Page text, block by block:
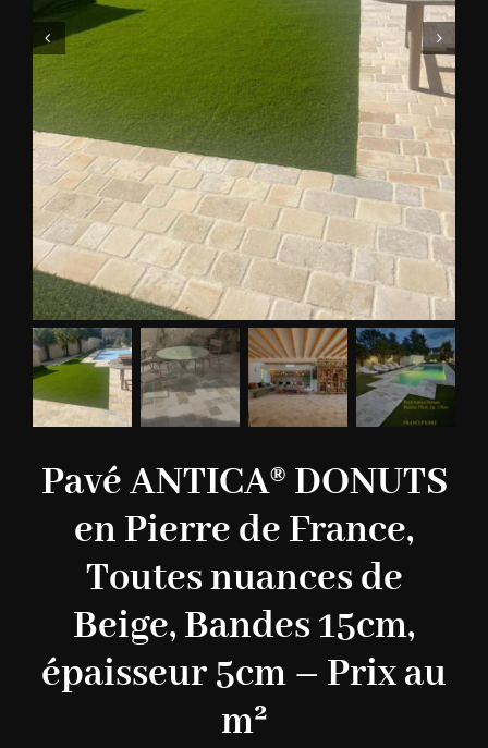
Pavé ANTICA® DONUTS
en Pierre de France,
Toutes nuances de
Beige, Bandes 15cm,
épaisseur 5cm – Prix au
m²